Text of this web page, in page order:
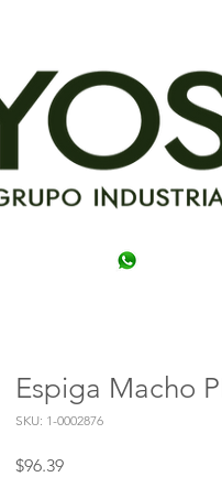
Espiga Macho
SKU: 1-0002876
$96.39Precio